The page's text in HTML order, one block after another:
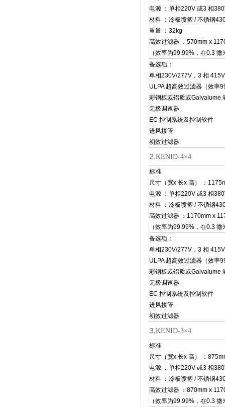
电源 ：单相220V 或3 相
材料 ：冷板喷塑 / 不锈钢
重量 ：32kg
高效过滤器 ：570mm x
（效率为99.99%，在0.3 微
备选项：
单相230V/277V，3 相
ULPA 超高效过滤器（效率
彩钢板或铝质或Galvalume
无极调速器
EC 控制系统及控制软件
进风接管
初效过滤器
⒉KENID-4×4
标准
尺寸（宽x 长x 高） ：
电源 ：单相220V 或3 相
材料 ：冷板喷塑 / 不锈钢
高效过滤器 ：1170mm x
（效率为99.99%，在0.3 微
备选项：
单相230V/277V，3 相
ULPA 超高效过滤器（效率
彩钢板或铝质或Galvalume
无极调速器
EC 控制系统及控制软件
进风接管
初效过滤器
⒊KENID-3×4
标准
尺寸（宽x 长x 高） ：
电源 ：单相220V 或3 相
材料 ：冷板喷塑 / 不锈钢
高效过滤器 ：870mm x
（效率为99.99%，在0.3 微